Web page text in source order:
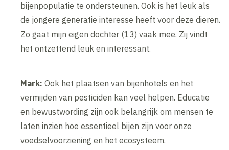
bijenpopulatie te ondersteunen. Ook is het leuk als
de jongere generatie interesse heeft voor deze dieren.
Zo gaat mijn eigen dochter (13) vaak mee. Zij vindt
het ontzettend leuk en interessant.
Mark: Ook het plaatsen van bijenhotels en het
vermijden van pesticiden kan veel helpen. Educatie
en bewustwording zijn ook belangrijk om mensen te
laten inzien hoe essentieel bijen zijn voor onze
voedselvoorziening en het ecosysteem.